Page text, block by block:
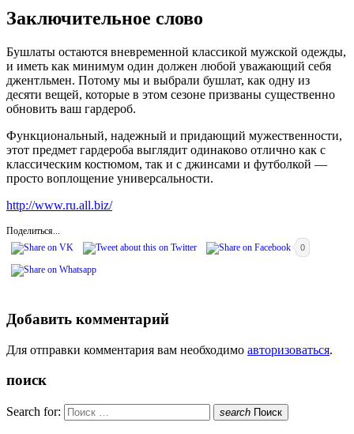
Заключительное слово
Бушлаты остаются вневременной классикой мужской одежды,
и иметь как минимум один должен любой уважающий себя
джентльмен. Потому мы и выбрали бушлат, как одну из
десяти вещей, которые в этом сезоне призваны существенно
обновить ваш гардероб.
Функциональный, надежный и придающий мужественности,
этот предмет гардероба выглядит одинаково отлично как с
классическим костюмом, так и с джинсами и футболкой —
просто воплощение универсальности.
http://www.ru.all.biz/
Поделиться...
0
Добавить комментарий
Для отправки комментария вам необходимо авторизоваться.
поиск
Search for: search Поиск